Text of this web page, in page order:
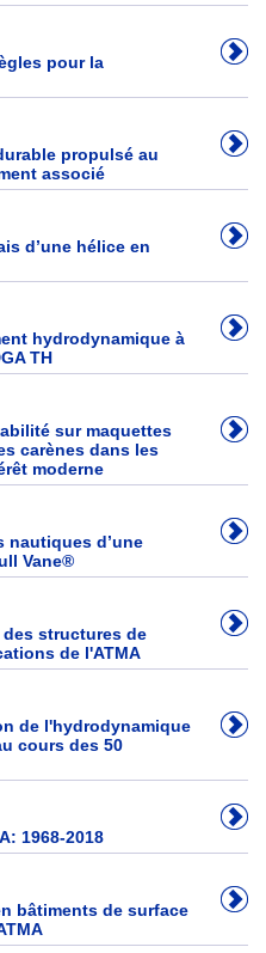
pour la
propulsé au
associé
d’une hélice en
hydrodynamique à
TH
sur maquettes
carènes dans les
moderne
nautiques d’une
Vane®
structures de
de l'ATMA
de l'hydrodynamique
cours des 50
1968-2018
bâtiments de surface